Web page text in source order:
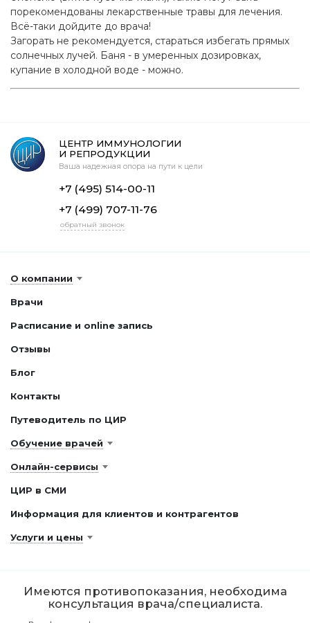
порекомендованы лекарственные травы для лечения.
Всё-таки дойдите до врача!
Загорать не рекомендуется, стараться избегать прямых
солнечных лучей. Баня - в умеренных дозировках,
купание в холодной воде - можно.
ЦЕНТР ИММУНОЛОГИИ
И РЕПРОДУКЦИИ
Ваша надежная опора на пути к цели
+7 (495) 514-00-11
+7 (499) 707-11-76
обратный звонок
О компании
Врачи
Расписание и online запись
Отзывы
Блог
Контакты
Путеводитель по ЦИР
Обучение врачей
Онлайн-сервисы
ЦИР в СМИ
Информация для клиентов и контрагентов
Услуги и цены
Имеются противопоказания, необходима
консультация врача/специалиста.